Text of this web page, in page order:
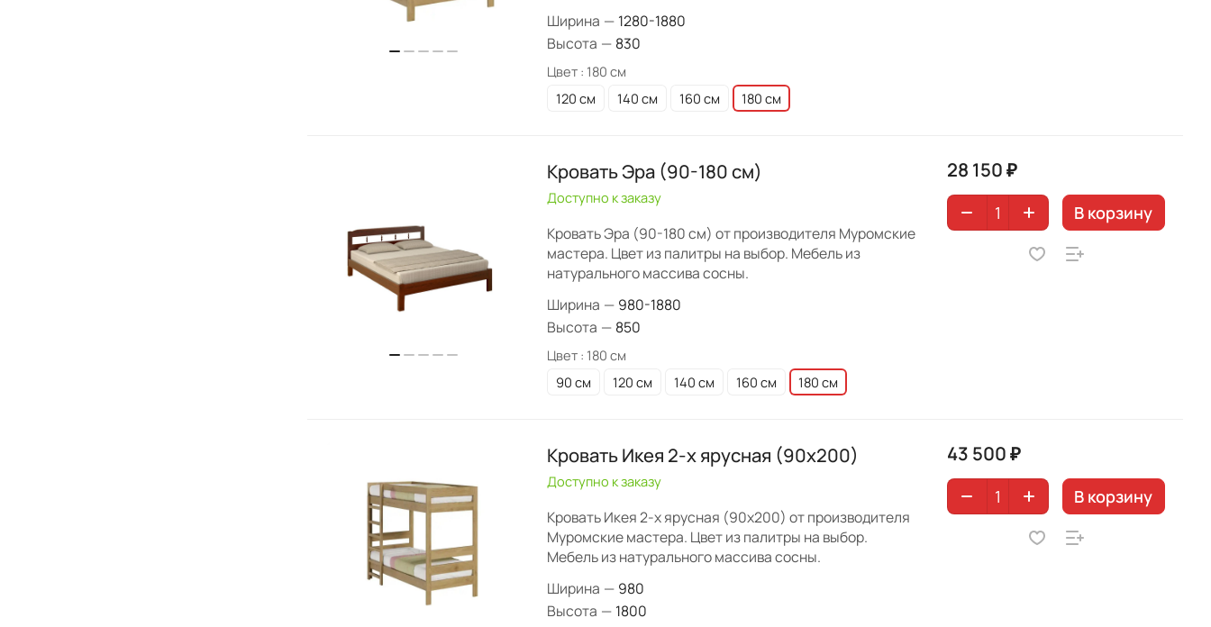
Ширина — 1280-1880
Высота — 830
Цвет : 180 см
120 см
140 см 160 см 180 см
Кровать Эра (90-180 см)
Доступно к заказу
Кровать Эра (90-180 см) от производителя Муромские
мастера. Цвет из палитры на выбор. Мебель из
натурального массива сосны.
Ширина — 980-1880
Высота — 850
Цвет : 180 см
90 см
120 см 140 см 160 см 180 см
28 150 ₽
В корзину
Кровать Икея 2-х ярусная (90х200)
Доступно к заказу
Кровать Икея 2-х ярусная (90х200) от производителя
Муромские мастера. Цвет из палитры на выбор.
Мебель из натурального массива сосны.
Ширина — 980
Высота — 1800
43 500 ₽
В корзину